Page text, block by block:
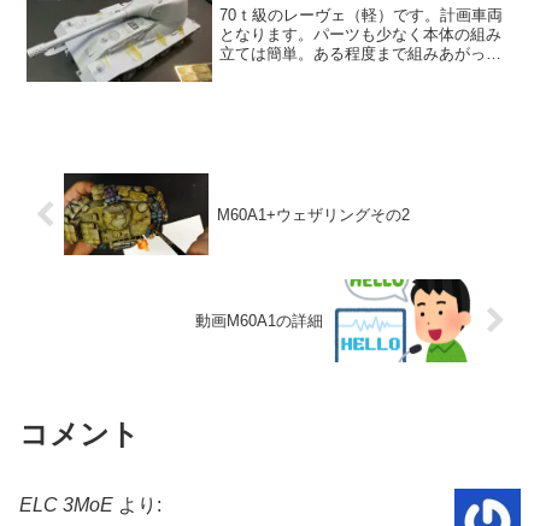
70ｔ級のレーヴェ（軽）です。計画車両
となります。パーツも少なく本体の組み
立ては簡単。ある程度まで組みあがった
M60A1+ウェザリングその2
動画M60A1の詳細
コメント
ELC 3MoE より: